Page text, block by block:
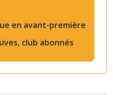
en avant-première
club abonnés